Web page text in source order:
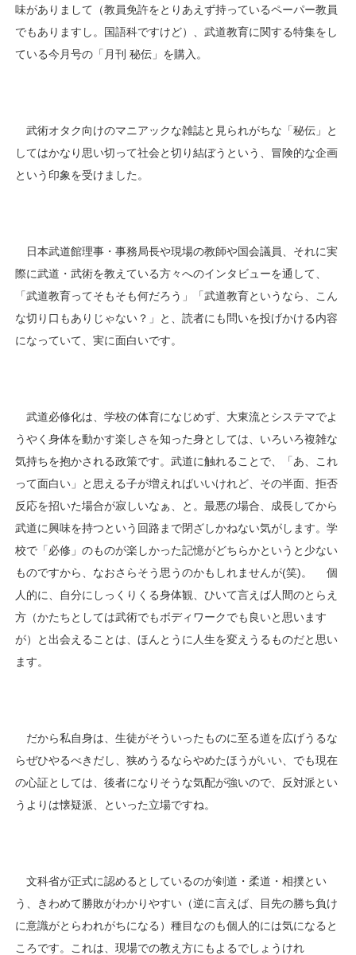
味がありまして（教員免許をとりあえず持っているペーパー教員
でもありますし。国語科ですけど）、武道教育に関する特集をし
ている今月号の「月刊 秘伝」を購入。
武術オタク向けのマニアックな雑誌と見られがちな「秘伝」と
してはかなり思い切って社会と切り結ぼうという、冒険的な企画
という印象を受けました。
日本武道館理事・事務局長や現場の教師や国会議員、それに実
際に武道・武術を教えている方々へのインタビューを通して、
「武道教育ってそもそも何だろう」「武道教育というなら、こん
な切り口もありじゃない？」と、読者にも問いを投げかける内容
になっていて、実に面白いです。
武道必修化は、学校の体育になじめず、大東流とシステマでよ
うやく身体を動かす楽しさを知った身としては、いろいろ複雑な
気持ちを抱かされる政策です。武道に触れることで、「あ、これ
って面白い」と思える子が増えればいいけれど、その半面、拒否
反応を招いた場合が寂しいなぁ、と。最悪の場合、成長してから
武道に興味を持つという回路まで閉ざしかねない気がします。学
校で「必修」のものが楽しかった記憶がどちらかというと少ない
ものですから、なおさらそう思うのかもしれませんが(笑)。
個
人的に、自分にしっくりくる身体観、ひいて言えば人間のとらえ
方（かたちとしては武術でもボディワークでも良いと思います
が）と出会えることは、ほんとうに人生を変えうるものだと思い
ます。
だから私自身は、生徒がそういったものに至る道を広げうるな
らぜひやるべきだし、狭めうるならやめたほうがいい、でも現在
の心証としては、後者になりそうな気配が強いので、反対派とい
うよりは懐疑派、といった立場ですね。
文科省が正式に認めるとしているのが剣道・柔道・相撲とい
う、きわめて勝敗がわかりやすい（逆に言えば、目先の勝ち負け
に意識がとらわれがちになる）種目なのも個人的には気になると
ころです。これは、現場での教え方にもよるでしょうけれ